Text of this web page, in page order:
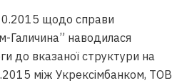
щодо справи
наводилася
до вказаної структури на
між Укрексімбанком, ТОВ